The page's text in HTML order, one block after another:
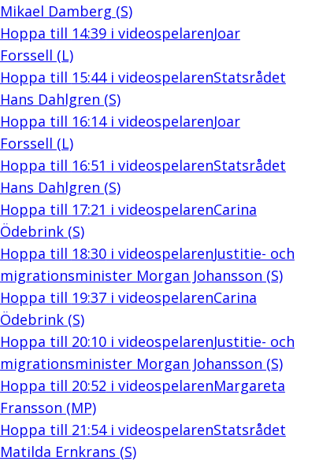
Mikael Damberg (S)
Hoppa till 14:39i videospelarenJoar
Forssell (L)
Hoppa till 15:44i videospelarenStatsrådet
Hans Dahlgren (S)
Hoppa till 16:14i videospelarenJoar
Forssell (L)
Hoppa till 16:51 i videospelarenStatsrådet
Hans Dahlgren (S)
Hoppa till 17:21 i videospelarenCarina
Ödebrink (S)
Hoppa till 18:30i videospelarenJustitie- och
migrationsminister Morgan Johansson (S)
Hoppa till 19:37i videospelarenCarina
Ödebrink (S)
Hoppa till 20:10i videospelarenJustitie- och
migrationsminister Morgan Johansson (S)
Hoppa till 20:52 i videospelarenMargareta
Fransson (MP)
Hoppa till 21:54i videospelarenStatsrådet
Matilda Ernkrans (S)